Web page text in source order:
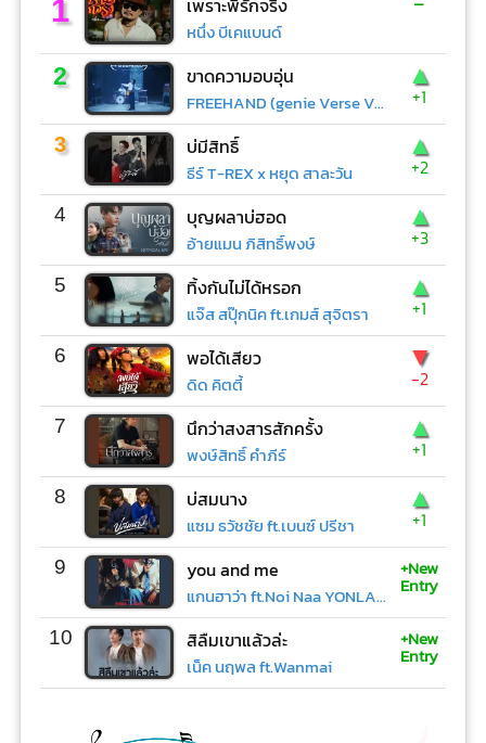
1 เพราะพี่รักจริง
หนึ่ง บีเคแบนด์
2 ขาดความอบอุ่น
FREEHAND (genie Verse Vol.1)
▲
+1
3 บ่มีสิทธิ์
ธีร์ T-REX x หยุด สาละวัน
▲
+2
4 บุญผลาบ่ฮอด
อ้ายแมน ภิสิทธิ์พงษ์
▲
+3
5 ทิ้งกันไม่ได้หรอก
แจ๊ส สปุ๊กนิค ft.เกมส์ สุจิตรา
▲
+1
6 พอได้เสียว
ดิด คิตตี้
▼
-2
7 นึกว่าสงสารสักครั้ง
พงษ์สิทธิ์ คำภีร์
▲
+1
8 บ่สมนาง
แซม ธวัชชัย ft.เบนซ์ ปรีชา
▲
+1
9 you and me
แกนฮาว่า ft.Noi Naa YONLAPA
+New
Entry
10 สิลืมเขาแล้วล่ะ
เน็ค นฤพล ft.Wanmai
+New
Entry